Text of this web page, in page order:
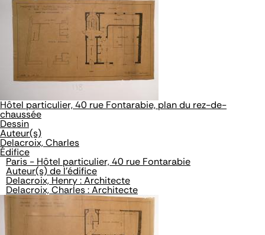
Hôtel particulier, 40 rue Fontarabie, plan du rez-de-
chaussée
Dessin
Auteur(s)
Delacroix, Charles
Édifice
Paris - Hôtel particulier, 40 rue Fontarabie
Auteur(s) de l'édifice
Delacroix, Henry : Architecte
Delacroix, Charles : Architecte